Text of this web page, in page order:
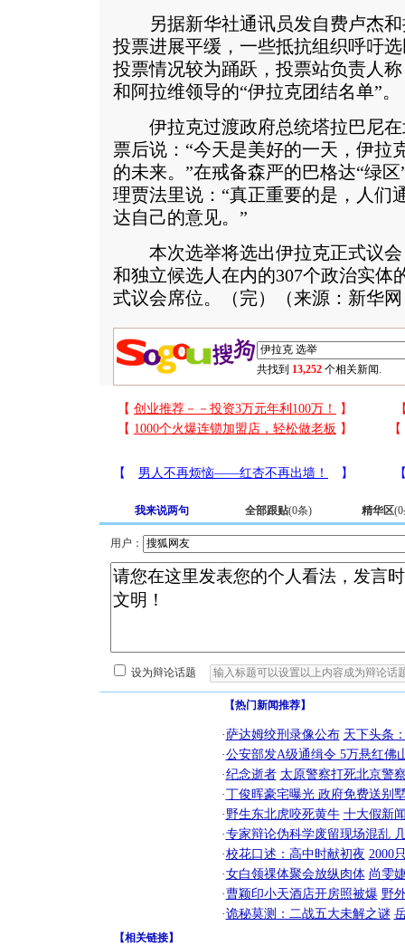
另据新华社通讯员发自费卢杰和
投票进展平缓，一些抵抗组织呼吁
投票情况较为踊跃，投票站负责人
和阿拉维领导的“伊拉克团结名单”。
伊拉克过渡政府总统塔拉巴尼在
票后说：“今天是美好的一天，伊拉
的未来。”在戒备森严的巴格达“绿
理贾法里说：“真正重要的是，人们
达自己的意见。”
本次选举将选出伊拉克正式议会
和独立候选人在内的307个政治实体
式议会席位。（完）（来源：新华
共找到 13,252 个相关新闻.
我来说两句 全部跟贴(0条) 精华区(0
用户：
设为辩论话题
【热门新闻推荐】
·萨达姆绞刑录像公布 天下头条
·公安部发A级通缉令 5万悬红佛
·纪念逝者 太原警察打死北京警
·丁俊晖豪宅曝光 政府免费送别
·野生东北虎咬死黄牛 十大假新
·专家辩论伪科学废留现场混乱
·校花口述：高中时献初夜 2000
·女白领祼体聚会放纵肉体 尚雯
·曹颖印小天酒店开房照被爆 野
·诡秘莫测：二战五大未解之谜
【相关链接】